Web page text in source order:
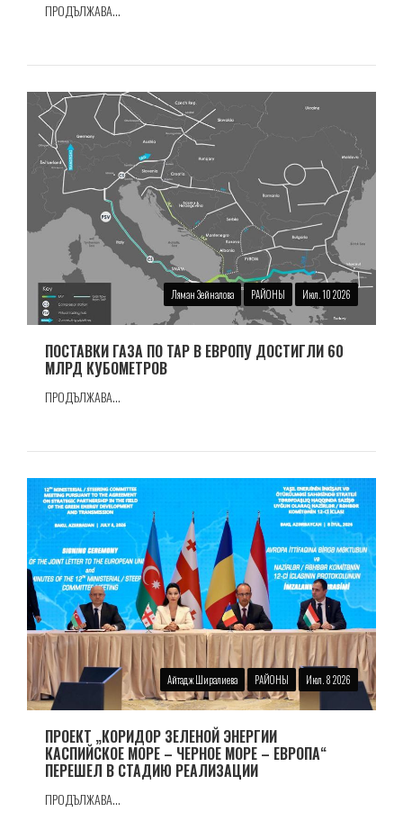
ПРОДЪЛЖАВА...
Ляман Зейналова РАЙОНЫ Июл. 10 2026
ПОСТАВКИ ГАЗА ПО TAP В ЕВРОПУ ДОСТИГЛИ 60
МЛРД КУБОМЕТРОВ
ПРОДЪЛЖАВА...
Айтадж Ширалиева РАЙОНЫ Июл. 8 2026
ПРОЕКТ „КОРИДОР ЗЕЛЕНОЙ ЭНЕРГИИ
КАСПИЙСКОЕ МОРЕ – ЧЕРНОЕ МОРЕ – ЕВРОПА“
ПЕРЕШЕЛ В СТАДИЮ РЕАЛИЗАЦИИ
ПРОДЪЛЖАВА...